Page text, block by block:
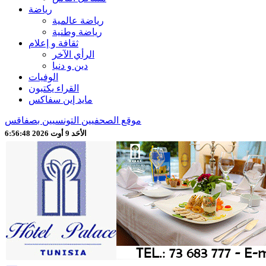
رياضة
رياضة عالمية
رياضة وطنية
ثقافة و إعلام
الرأي الآخر
دين و دنيا
الوفيات
القراء يكتبون
مايد إين سفاكس
موقع الصحفيين التونسيين بصفاقس
الأحَد 9 أوت 2026 6:56:50